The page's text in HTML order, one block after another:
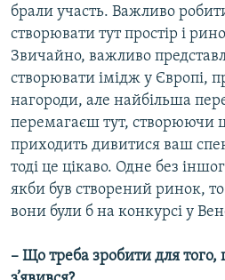
брали участь. Важливо
створювати тут простір і
Звичайно, важливо
створювати імідж у Європі,
нагороди, але найбільша
перемагаєш тут, створюючи
приходить дивитися ваш
тоді це цікаво. Одне без
якби був створений ринок,
вони були б на конкурсі у
– Що треба зробити для